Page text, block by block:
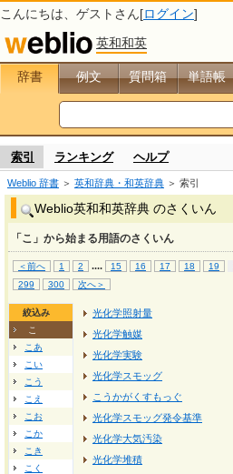
こんにちは、 ゲスト さん[ログイン]
英和和英
辞書 例文 質問箱 単語帳
索引 ランキング ヘルプ
Weblio 辞書 ＞ 英和辞典・和英辞典 ＞ 索引
Weblio英和和英辞典 のさくいん
「こ」から始まる用語のさくいん
＜前へ 1 2 .... 15 16 17 18 19
299 300 次へ＞
絞込み
こ
こあ
こい
こう
こえ
こお
こか
こき
こく
光化学照射量
光化学触媒
光化学実験
光化学スモッグ
こうかがくすもっぐ
光化学スモッグ発令基準
光化学大気汚染
光化学堆積